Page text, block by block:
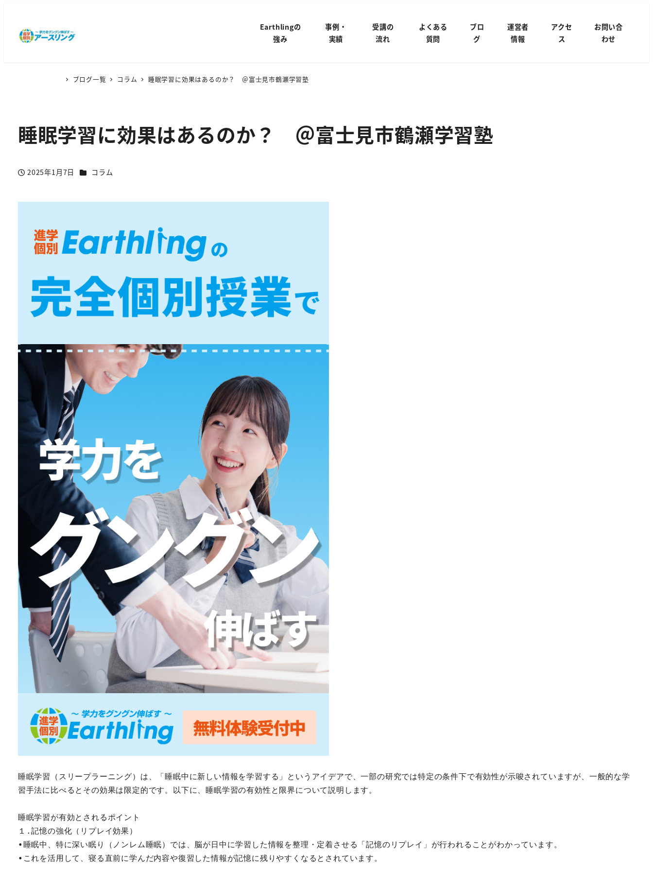
Earthlingの
強み
事例・
実績
受講の
流れ
よくある
質問
ブロ
グ
運営者
情報
アクセ
ス
お問い合
わせ
ブログ一覧 コラム 睡眠学習に効果はあるのか？ ＠富士見市鶴瀬学習塾
睡眠学習に効果はあるのか？ ＠富士見市鶴瀬学習塾
投稿日
2025年1月7日 カテゴリー
コラム
睡眠学習（スリープラーニング）は、「睡眠中に新しい情報を学習する」というアイデアで、一部の研究では特定の条件下で有効性が示唆されていますが、一般的な学
習手法に比べるとその効果は限定的です。以下に、睡眠学習の有効性と限界について説明します。
睡眠学習が有効とされるポイント
１.記憶の強化（リプレイ効果）
•睡眠中、特に深い眠り（ノンレム睡眠）では、脳が日中に学習した情報を整理・定着させる「記憶のリプレイ」が行われることがわかっています。
•これを活用して、寝る直前に学んだ内容や復習した情報が記憶に残りやすくなるとされています。